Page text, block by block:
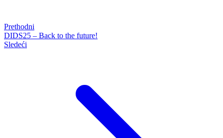
Prethodni
DIDS25 – Back to the future!
Sledeći